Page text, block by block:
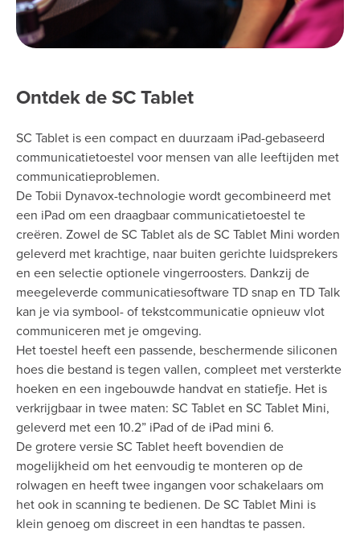
Ontdek de SC Tablet
SC Tablet is een compact en duurzaam iPad-gebaseerd
communicatietoestel voor mensen van alle leeftijden met
communicatieproblemen.
De Tobii Dynavox-technologie wordt gecombineerd met
een iPad om een draagbaar communicatietoestel te
creëren. Zowel de SC Tablet als de SC Tablet Mini worden
geleverd met krachtige, naar buiten gerichte luidsprekers
en een selectie optionele vingerroosters. Dankzij de
meegeleverde communicatiesoftware TD snap en TD Talk
kan je via symbool- of tekstcommunicatie opnieuw vlot
communiceren met je omgeving.
Het toestel heeft een passende, beschermende siliconen
hoes die bestand is tegen vallen, compleet met versterkte
hoeken en een ingebouwde handvat en statiefje. Het is
verkrijgbaar in twee maten: SC Tablet en SC Tablet Mini,
geleverd met een 10.2” iPad of de iPad mini 6.
De grotere versie SC Tablet heeft bovendien de
mogelijkheid om het eenvoudig te monteren op de
rolwagen en heeft twee ingangen voor schakelaars om
het ook in scanning te bedienen. De SC Tablet Mini is
klein genoeg om discreet in een handtas te passen.